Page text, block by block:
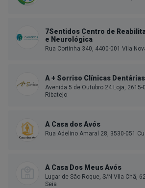
7Sentidos Centro de
e Neurológica
Rua Cortinha 340, 4400-001 Vila
A + Sorriso Clínicas Dentárias
Avenida 5 de Outubro 24 Loja, 2615-
Ribatejo
A Casa dos Avós
Rua Adelino Amaral 28, 3530-051
A Casa Dos Meus Avós
Lugar de São Roque, S/N Vila Chã,
Seia